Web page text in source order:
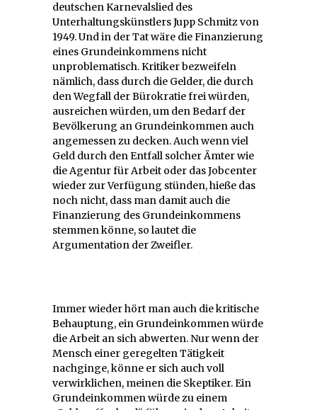
deutschen Karnevalslied des
Unterhaltungskünstlers Jupp Schmitz von
1949. Und in der Tat wäre die Finanzierung
eines Grundeinkommens nicht
unproblematisch. Kritiker bezweifeln
nämlich, dass durch die Gelder, die durch
den Wegfall der Bürokratie frei würden,
ausreichen würden, um den Bedarf der
Bevölkerung an Grundeinkommen auch
angemessen zu decken. Auch wenn viel
Geld durch den Entfall solcher Ämter wie
die Agentur für Arbeit oder das Jobcenter
wieder zur Verfügung stünden, hieße das
noch nicht, dass man damit auch die
Finanzierung des Grundeinkommens
stemmen könne, so lautet die
Argumentation der Zweifler.
Immer wieder hört man auch die kritische
Behauptung, ein Grundeinkommen würde
die Arbeit an sich abwerten. Nur wenn der
Mensch einer geregelten Tätigkeit
nachginge, könne er sich auch voll
verwirklichen, meinen die Skeptiker. Ein
Grundeinkommen würde zu einem